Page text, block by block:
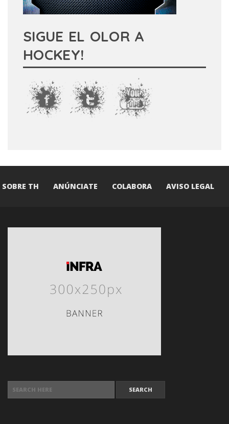
SIGUE EL OLOR A
HOCKEY!
SOBRE TH ANÚNCIATE COLABORA AVISO LEGAL